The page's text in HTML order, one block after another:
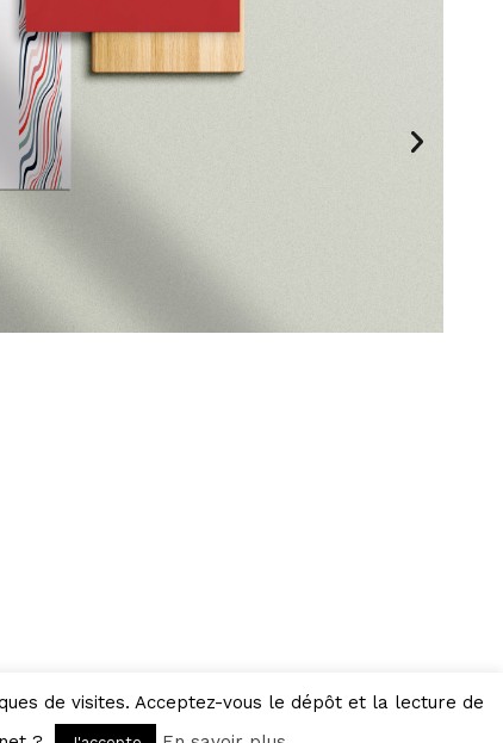
Réalisé par ASA Communication
de visites. Acceptez-vous le dépôt et la lecture de